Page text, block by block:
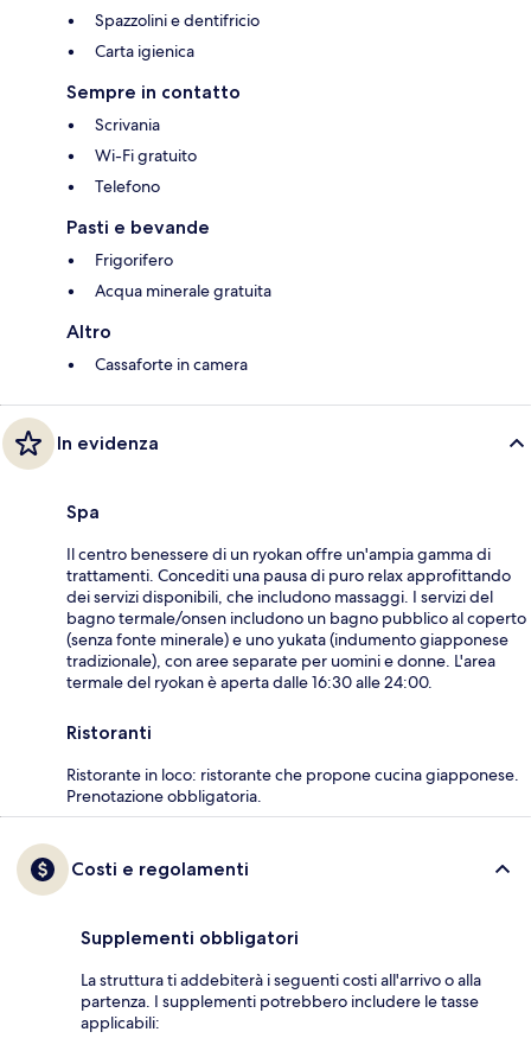
Spazzolini e dentifricio
Carta igienica
Sempre in contatto
Scrivania
Wi-Fi gratuito
Telefono
Pasti e bevande
Frigorifero
Acqua minerale gratuita
Altro
Cassaforte in camera
In evidenza
Spa
Il centro benessere di un ryokan offre un'ampia gamma di
trattamenti. Concediti una pausa di puro relax approfittando
dei servizi disponibili, che includono massaggi. I servizi del
bagno termale/onsen includono un bagno pubblico al coperto
(senza fonte minerale) e uno yukata (indumento giapponese
tradizionale), con aree separate per uomini e donne. L'area
termale del ryokan è aperta dalle 16:30 alle 24:00.
Ristoranti
Ristorante in loco: ristorante che propone cucina giapponese.
Prenotazione obbligatoria.
Costi e regolamenti
Supplementi obbligatori
La struttura ti addebiterà i seguenti costi all'arrivo o alla
partenza. I supplementi potrebbero includere le tasse
applicabili: